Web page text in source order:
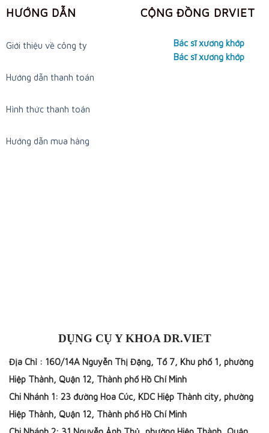
HƯỚNG DẪN
Giới thiệu về công ty
Hướng dẫn thanh toán
Hình thức thanh toán
Hướng dẫn mua hàng
CỘNG ĐỒNG DRVIET
Bác sĩ xương khớp
Bác sĩ xương khớp
DỤNG CỤ Y KHOA DR.VIET
Địa Chỉ : 160/14A Nguyễn Thị Đặng, Tổ 7, Khu phố 1, phường
Hiệp Thành, Quận 12, Thành phố Hồ Chí Minh
Chi Nhánh 1: 23 đường Hoa Cúc, KDC Hiệp Thành city, phường
Hiệp Thành, Quận 12, Thành phố Hồ Chí Minh